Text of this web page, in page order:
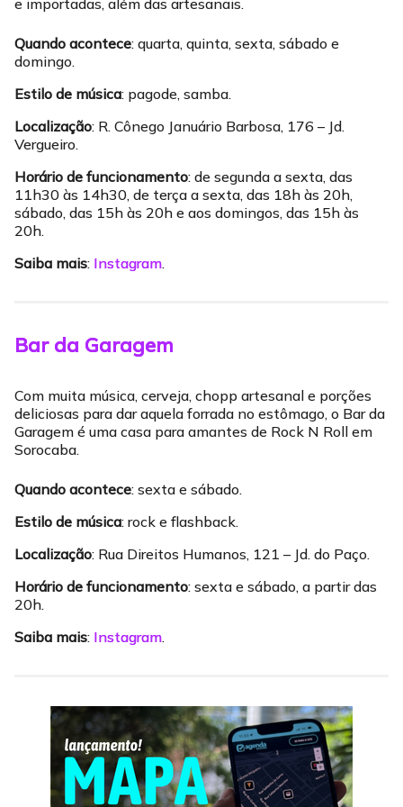
e importadas, além das artesanais.
Quando acontece: quarta, quinta, sexta, sábado e
domingo.
Estilo de música: pagode, samba.
Localização: R. Cônego Januário Barbosa, 176 – Jd.
Vergueiro.
Horário de funcionamento: de segunda a sexta, das
11h30 às 14h30, de terça a sexta, das 18h às 20h,
sábado, das 15h às 20h e aos domingos, das 15h às
20h.
Saiba mais: Instagram.
Bar da Garagem
Com muita música, cerveja, chopp artesanal e porções
deliciosas para dar aquela forrada no estômago, o Bar da
Garagem é uma casa para amantes de Rock N Roll em
Sorocaba.
Quando acontece: sexta e sábado.
Estilo de música: rock e flashback.
Localização: Rua Direitos Humanos, 121 – Jd. do Paço.
Horário de funcionamento: sexta e sábado, a partir das
20h.
Saiba mais: Instagram.